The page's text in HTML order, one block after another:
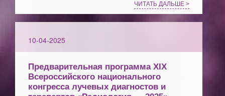
ЧИТАТЬ ДАЛЬШЕ >
10-04-2025
Предварительная программа XIX
Всероссийского национального
конгресса лучевых диагностов и